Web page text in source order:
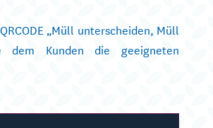
„Müll unterscheiden, Müll
dem Kunden die geeigneten